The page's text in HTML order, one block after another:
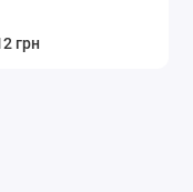
грн